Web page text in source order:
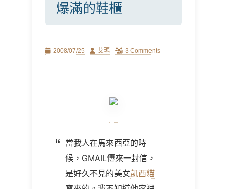
爆滿的鞋櫃
Posted
2008/07/25 Author
艾瑪 3 Comments
當我人在馬來西亞的時
候，GMAIL傳來一封信，
是好久不見的美女凱西貓